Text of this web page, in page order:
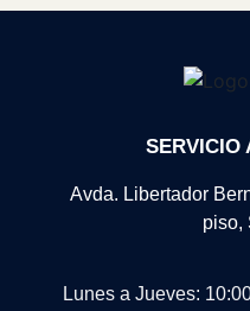
SERVICIO
Avda. Libertador
piso,
Lunes a Jueves: